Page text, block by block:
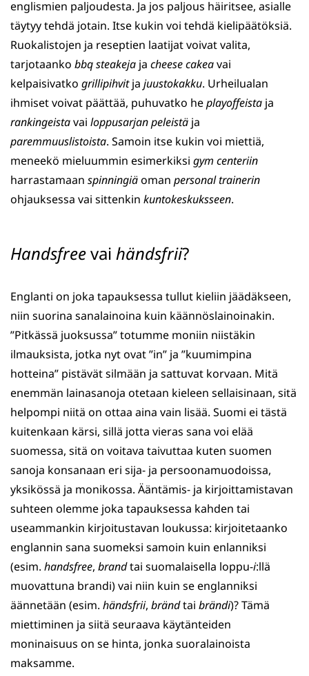
englismien paljoudesta. Ja jos paljous häiritsee, asialle
täytyy tehdä jotain. Itse kukin voi tehdä kielipäätöksiä.
Ruokalistojen ja reseptien laatijat voivat valita,
tarjotaanko bbq steakeja ja cheese cakeavai
kelpaisivatko grillipihvitja juustokakku. Urheilualan
ihmiset voivat päättää, puhuvatko heplayoffeista ja
rankingeistavai loppusarjan peleistä ja
paremmuuslistoista. Samoin itse kukin voi miettiä,
meneekö mieluummin esimerkiksi gym centeriin
harrastamaan spinningiäoman personal trainerin
ohjauksessa vai sittenkin kuntokeskuksseen.
Handsfreevai händsfrii?
Englanti on joka tapauksessa tullut kieliin jäädäkseen,
niin suorina sanalainoina kuin käännöslainoinakin.
”Pitkässä juoksussa” totumme moniin niistäkin
ilmauksista, jotka nyt ovat ”in” ja ”kuumimpina
hotteina” pistävät silmään ja sattuvat korvaan. Mitä
enemmän lainasanoja otetaan kieleen sellaisinaan, sitä
helpompi niitä on ottaa aina vain lisää. Suomi ei tästä
kuitenkaan kärsi, sillä jotta vieras sana voi elää
suomessa, sitä on voitava taivuttaa kuten suomen
sanoja konsanaan eri sija- ja persoonamuodoissa,
yksikössä ja monikossa. Ääntämis- ja kirjoittamistavan
suhteen olemme joka tapauksessa kahden tai
useammankin kirjoitustavan loukussa: kirjoitetaanko
englannin sana suomeksi samoin kuin enlanniksi
(esim. handsfree, brandtai suomalaisella loppu-i:llä
muovattuna brandi) vai niin kuin se englanniksi
äännetään (esim. händsfrii, brändtai brändi)? Tämä
miettiminen ja siitä seuraava käytänteiden
moninaisuus on se hinta, jonka suoralainoista
maksamme.